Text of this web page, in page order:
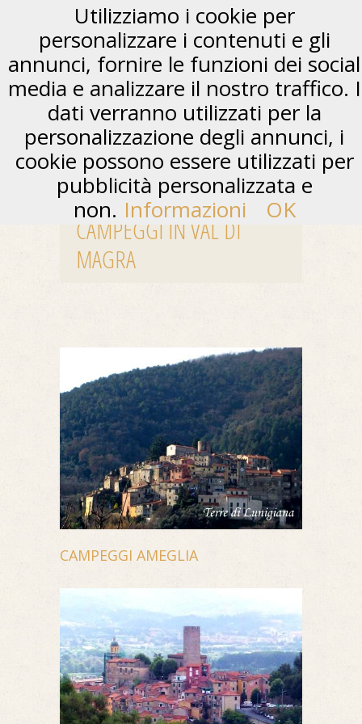
CAMPEGGI IN VAL DI
MAGRA
CAMPEGGI AMEGLIA
Utilizziamo i cookie per
personalizzare i contenuti e gli
annunci, fornire le funzioni dei social
media e analizzare il nostro traffico. I
dati verranno utilizzati per la
personalizzazione degli annunci, i
cookie possono essere utilizzati per
pubblicità personalizzata e
non. Informazioni OK